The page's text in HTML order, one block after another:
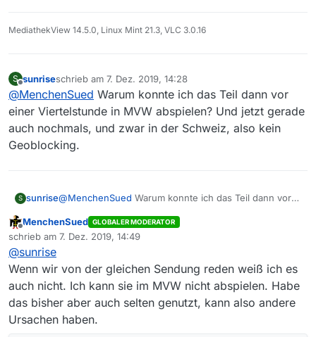
MediathekView 14.5.0, Linux Mint 21.3, VLC 3.0.16
S
Offline
sunriseschrieb am 7. Dez. 2019, 14:28
zuletzt editiert von
@MenchenSued Warum konnte ich das Teil dann vor
einer Viertelstunde in MVW abspielen? Und jetzt gerade
auch nochmals, und zwar in der Schweiz, also kein
Geoblocking.
S sunrise@MenchenSued Warum konnte ich das Teil dann vor
gerade auch nochmals, und zwar in der Schweiz, also
kein Geoblocking.
Offline
MenchenSued GLOBALER MODERATOR
schrieb am 7. Dez. 2019, 14:49
zuletzt editiert von
@sunrise
Wenn wir von der gleichen Sendung reden weiß ich es
auch nicht. Ich kann sie im MVW nicht abspielen. Habe
das bisher aber auch selten genutzt, kann also andere
Ursachen haben.